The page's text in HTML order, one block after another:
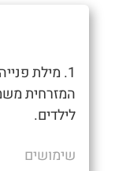
1. מילת
המזרחית
לילדים.
שימושים